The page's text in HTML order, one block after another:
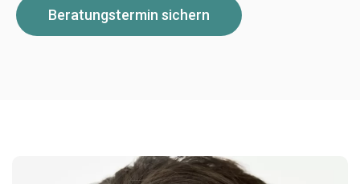
Beratungstermin sichern